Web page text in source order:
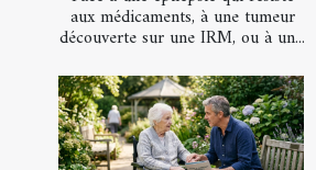
aux médicaments, à une tumeur
découverte sur une IRM, ou à un...